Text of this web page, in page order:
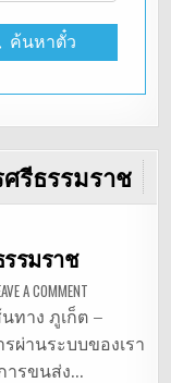
ค้นหาตั๋ว
รีธรรมราช
รมราช
A COMMENT
มิ
บัส
ทาง ภูเก็ต –
ผ่านระบบของเรา
ารขนส่ง…